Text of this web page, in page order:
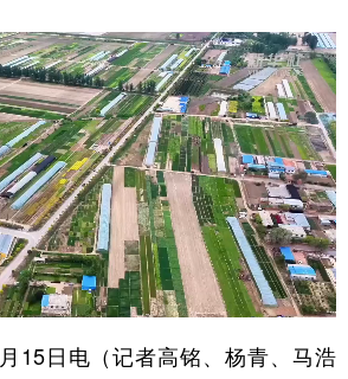
科创 量子 体育
书画 健康 军事
视频 图片 政务
央文件 金融 汽车
人居 信息化 数字经济
村振兴 银龄 溯源中国
日电（记者高铭、杨青、马浩